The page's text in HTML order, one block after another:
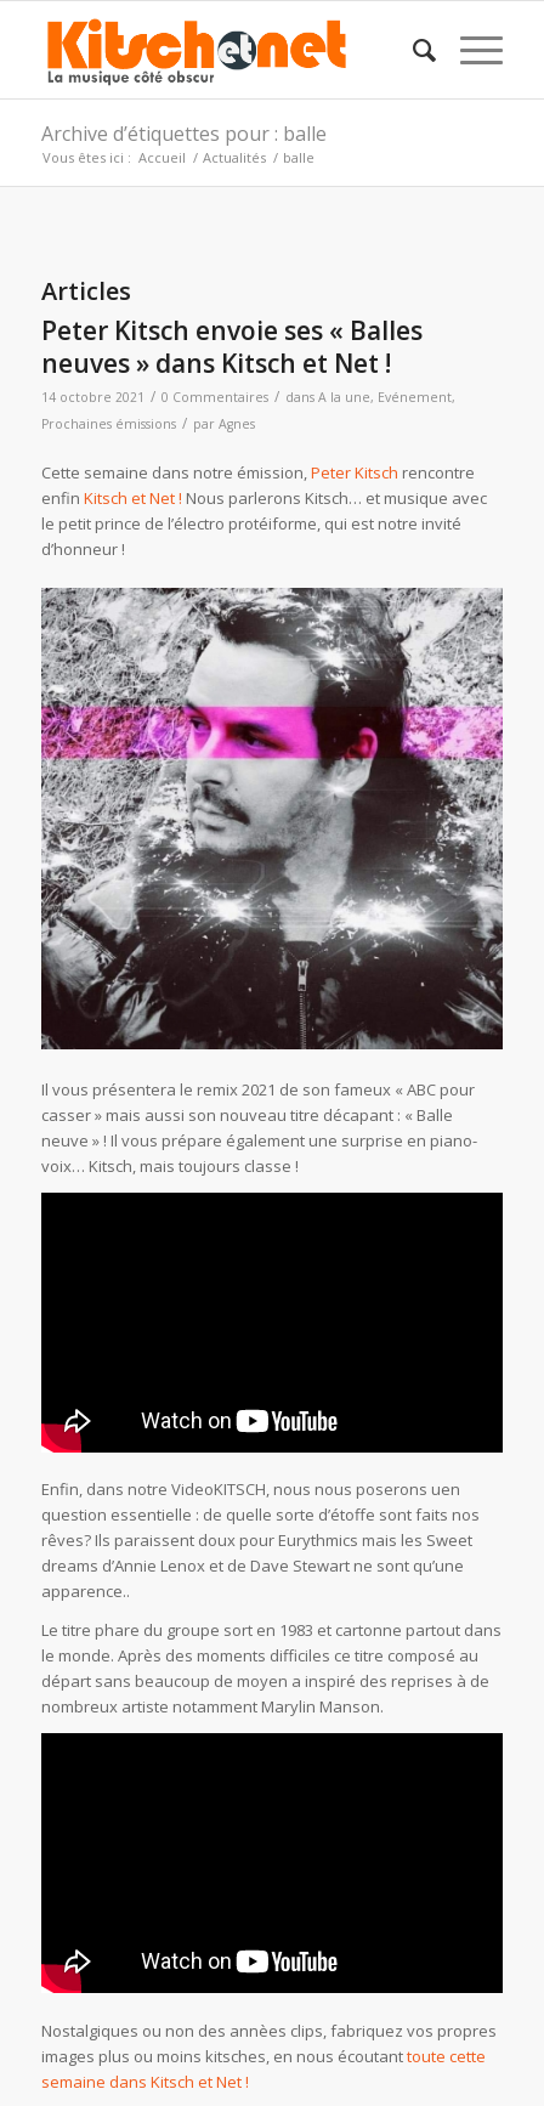
Archive d’étiquettes pour : balle
Vous êtes ici : Accueil / Actualités / balle
Articles
Peter Kitsch envoie ses « Balles
neuves » dans Kitsch et Net !
14 octobre 2021 / 0 Commentaires / dans A la une, Evénement,
Prochaines émissions / par Agnes
Cette semaine dans notre émission,Peter Kitsch rencontre
enfin Kitsch et Net ! Nous parlerons Kitsch… et musique avec
le petit prince de l’électro protéiforme, qui est notre invité
d’honneur !
Il vous présentera le remix 2021 de son fameux « ABC pour
casser » mais aussi son nouveau titre décapant : « Balle
neuve » ! Il vous prépare également une surprise en piano-
voix… Kitsch, mais toujours classe !
Enfin, dans notre VideoKITSCH, nous nous poserons uen
question essentielle : de quelle sorte d’étoffe sont faits nos
rêves? Ils paraissent doux pour Eurythmics mais les Sweet
dreams d’Annie Lenox et de Dave Stewart ne sont qu’une
apparence..
Le titre phare du groupe sort en 1983 et cartonne partout dans
le monde. Après des moments difficiles ce titre composé au
départ sans beaucoup de moyen a inspiré des reprises à de
nombreux artiste notamment Marylin Manson.
Nostalgiques ou non des annèes clips, fabriquez vos propres
images plus ou moins kitsches, en nous écoutanttoute cette
semaine dans Kitsch et Net !